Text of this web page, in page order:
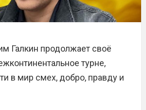
Галкин продолжает своё
турне,
в мир смех, добро, правду и